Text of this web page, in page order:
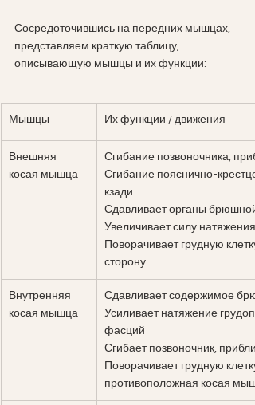
Сосредоточившись на передних мышцах,
представляем краткую таблицу,
описывающую мышцы и их функции:
Мышцы Их функции / движения
Внешняя
косая мышца
Сгибание позвоночника,
Сгибание пояснично-
кзади.
Сдавливает органы брюшной
Увеличивает силу
Поворачивает грудную
сторону.
Внутренняя
косая мышца
Сдавливает содержимое
Усиливает натяжение
фасций
Сгибает позвоночник,
Поворачивает грудную
противоположная косая